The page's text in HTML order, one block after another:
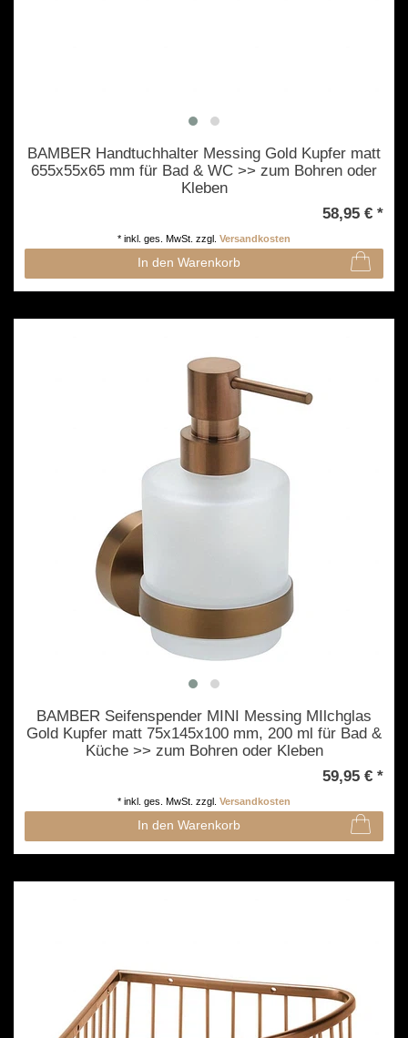
BAMBER Handtuchhalter Messing Gold Kupfer matt
655x55x65 mm für Bad & WC >> zum Bohren oder
Kleben
58,95 € *
In den Warenkorb
* inkl. ges. MwSt. zzgl. Versandkosten
BAMBER Seifenspender MINI Messing MIlchglas
Gold Kupfer matt 75x145x100 mm, 200 ml für Bad &
Küche >> zum Bohren oder Kleben
59,95 € *
In den Warenkorb
* inkl. ges. MwSt. zzgl. Versandkosten